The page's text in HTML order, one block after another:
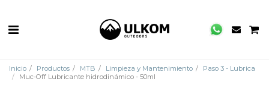
Inicio Productos MTB Limpieza y Mantenimiento
Paso 3 - Lubrica
Muc-Off Lubricante hidrodinámico - 50ml